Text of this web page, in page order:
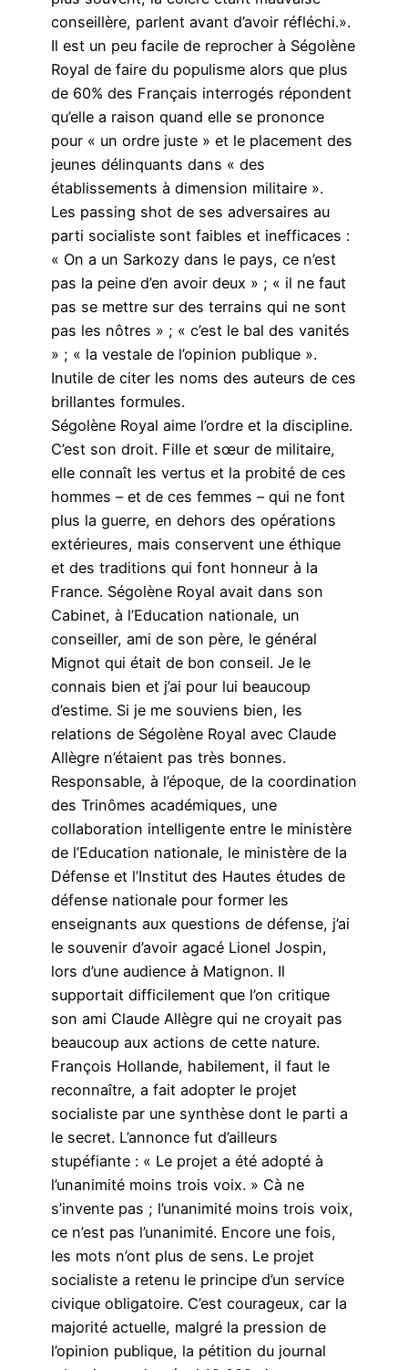
conseillère, parlent avant d’avoir réfléchi.».
Il est un peu facile de reprocher à Ségolène
Royal de faire du populisme alors que plus
de 60% des Français interrogés répondent
qu’elle a raison quand elle se prononce
pour « un ordre juste » et le placement des
jeunes délinquants dans « des
établissements à dimension militaire ».
Les passing shot de ses adversaires au
parti socialiste sont faibles et inefficaces :
« On a un Sarkozy dans le pays, ce n’est
pas la peine d’en avoir deux » ; « il ne faut
pas se mettre sur des terrains qui ne sont
pas les nôtres » ; « c’est le bal des vanités
» ; « la vestale de l’opinion publique ».
Inutile de citer les noms des auteurs de ces
brillantes formules.
Ségolène Royal aime l’ordre et la discipline.
C’est son droit. Fille et sœur de militaire,
elle connaît les vertus et la probité de ces
hommes – et de ces femmes – qui ne font
plus la guerre, en dehors des opérations
extérieures, mais conservent une éthique
et des traditions qui font honneur à la
France. Ségolène Royal avait dans son
Cabinet, à l’Education nationale, un
conseiller, ami de son père, le général
Mignot qui était de bon conseil. Je le
connais bien et j’ai pour lui beaucoup
d’estime. Si je me souviens bien, les
relations de Ségolène Royal avec Claude
Allègre n’étaient pas très bonnes.
Responsable, à l’époque, de la coordination
des Trinômes académiques, une
collaboration intelligente entre le ministère
de l’Education nationale, le ministère de la
Défense et l’Institut des Hautes études de
défense nationale pour former les
enseignants aux questions de défense, j’ai
le souvenir d’avoir agacé Lionel Jospin,
lors d’une audience à Matignon. Il
supportait difficilement que l’on critique
son ami Claude Allègre qui ne croyait pas
beaucoup aux actions de cette nature.
François Hollande, habilement, il faut le
reconnaître, a fait adopter le projet
socialiste par une synthèse dont le parti a
le secret. L’annonce fut d’ailleurs
stupéfiante : « Le projet a été adopté à
l’unanimité moins trois voix. » Cà ne
s’invente pas ; l’unanimité moins trois voix,
ce n’est pas l’unanimité. Encore une fois,
les mots n’ont plus de sens. Le projet
socialiste a retenu le principe d’un service
civique obligatoire. C’est courageux, car la
majorité actuelle, malgré la pression de
l’opinion publique, la pétition du journal